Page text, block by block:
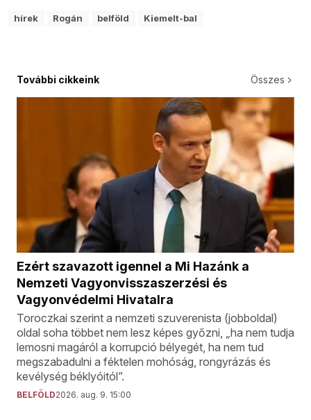
hírek Rogán belföld Kiemelt-bal
További cikkeink Összes
Ezért szavazott igennel a Mi Hazánk a
Nemzeti Vagyonvisszaszerzési és
Vagyonvédelmi Hivatalra
Toroczkai szerint a nemzeti szuverenista (jobboldal)
oldal soha többet nem lesz képes győzni, „ha nem tudja
lemosni magáról a korrupció bélyegét, ha nem tud
megszabadulni a féktelen mohóság, rongyrázás és
kevélység béklyóitól”.
BELFÖLD2026. aug. 9. 15:00